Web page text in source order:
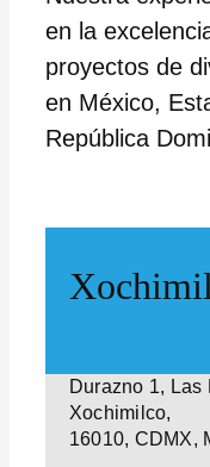
en la
proyectos de
en México,
República
Durazno 1, Las
Xochimilco,
16010, CDMX,